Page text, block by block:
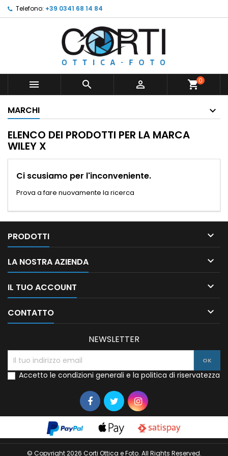
Telefono: +39 0341 68 14 84
   shopping_cart0
MARCHI
ELENCO DEI PRODOTTI PER LA MARCA
WILEY X
Ci scusiamo per l'inconveniente.
Prova a fare nuovamente la ricerca
PRODOTTI 
LA NOSTRA AZIENDA 
IL TUO ACCOUNT 
CONTATTO 
NEWSLETTER
Accetto le condizioni generali e la politica di riservatezza
© Copyright 2026 Corti Ottica e Foto. All Rights Reserved.